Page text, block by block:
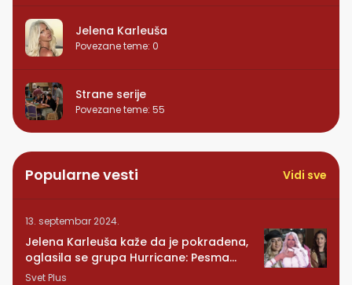
Jelena Karleuša
Povezane teme: 0
Strane serije
Povezane teme: 55
Popularne vesti Vidi sve
13. septembar 2024.
Jelena Karleuša kaže da je pokradena,
oglasila se grupa Hurricane: Pesma
RUNDE je naša!
Svet Plus